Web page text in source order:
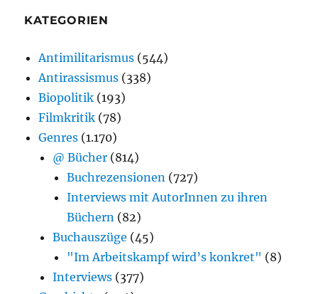
KATEGORIEN
Antimilitarismus (544)
Antirassismus (338)
Biopolitik (193)
Filmkritik (78)
Genres (1.170)
@ Bücher (814)
Buchrezensionen (727)
Interviews mit AutorInnen zu ihren
Büchern (82)
Buchauszüge (45)
"Im Arbeitskampf wird’s konkret" (8)
Interviews (377)